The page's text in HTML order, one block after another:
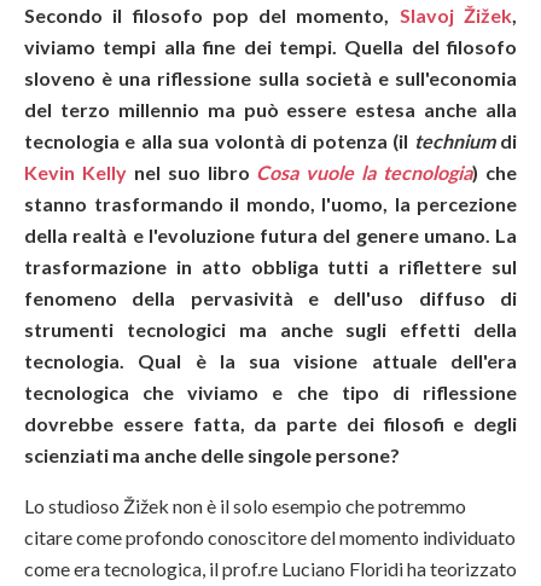
Secondo il filosofo pop del momento, Slavoj Žižek
viviamo tempi alla fine dei tempi. Quella del filosofo
sloveno è una riflessione sulla società e sull'economia
del terzo millennio ma può essere estesa anche alla
tecnologia e alla sua volontà di potenza (il techniumdi
Kevin Kellynel suo libro Cosa vuole la tecnologia) che
stanno trasformando il mondo, l'uomo, la percezione
della realtà e l'evoluzione futura del genere umano. La
trasformazione in atto obbliga tutti a riflettere sul
fenomeno della pervasività e dell'uso diffuso di
strumenti tecnologici ma anche sugli effetti della
tecnologia. Qual è la sua visione attuale dell'era
tecnologica che viviamo e che tipo di riflessione
dovrebbe essere fatta, da parte dei filosofi e degli
scienziati ma anche delle singole persone?
Lo studioso Žižek non è il solo esempio che potremmo
citare come profondo conoscitore del momento individuato
come era tecnologica, il prof.re Luciano Floridi ha teorizzato